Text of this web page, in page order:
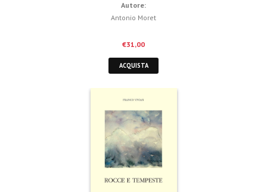
Autore:
Antonio Moret
€31,00
ACQUISTA